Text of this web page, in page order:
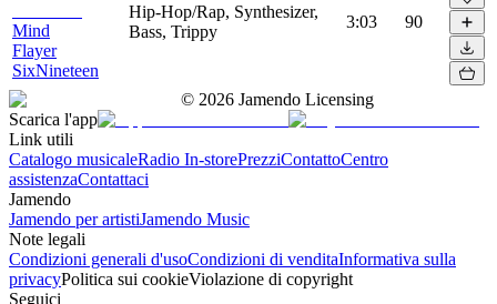
Mind
Flayer
SixNineteen
Hip-Hop/Rap, Synthesizer,
Bass, Trippy
3:03 90
© 2026 Jamendo Licensing
Scarica l'app
Link utili
Catalogo musicaleRadio In-storePrezziContattoCentro
assistenzaContattaci
Jamendo
Jamendo per artistiJamendo Music
Note legali
Condizioni generali d'usoCondizioni di venditaInformativa sulla
privacyPolitica sui cookieViolazione di copyright
Seguici